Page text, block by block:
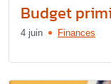
Budget
4 juin Finances